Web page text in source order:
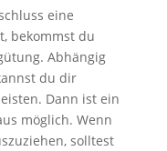
eine
bekommst du
Abhängig
du dir
Dann ist ein
möglich. Wenn
solltest